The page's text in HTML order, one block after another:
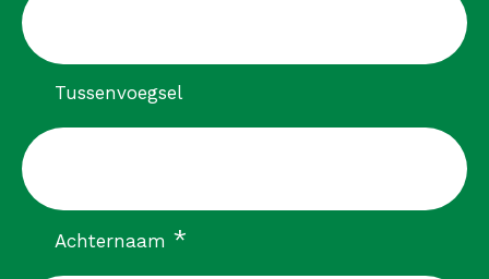
Tussenvoegsel
Achternaam *verplicht